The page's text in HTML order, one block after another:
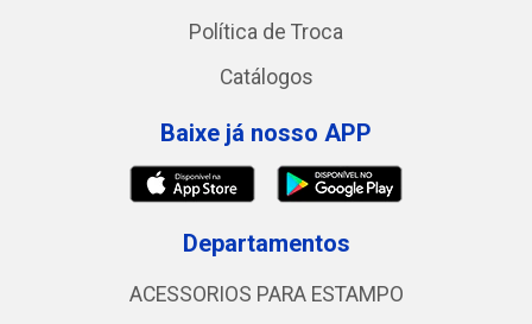
Política de Troca
Catálogos
Baixe já nosso APP
Departamentos
ACESSORIOS PARA ESTAMPO